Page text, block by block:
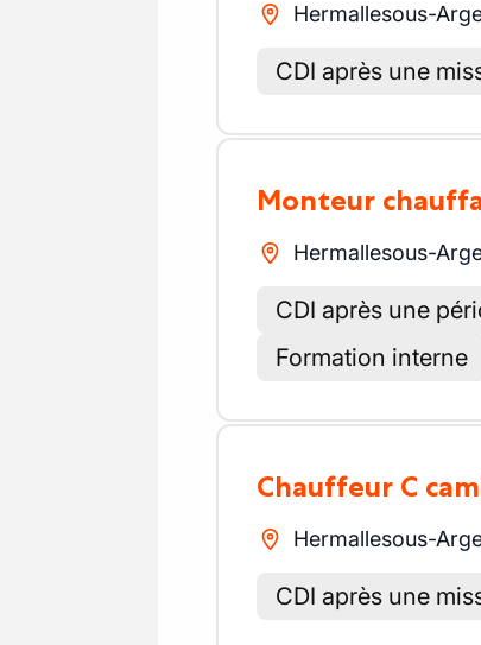
Hermallesous-
CDI après une
Monteur
Hermallesous-
CDI après une
Formation interne
Chauffeur C
Hermallesous-
CDI après une